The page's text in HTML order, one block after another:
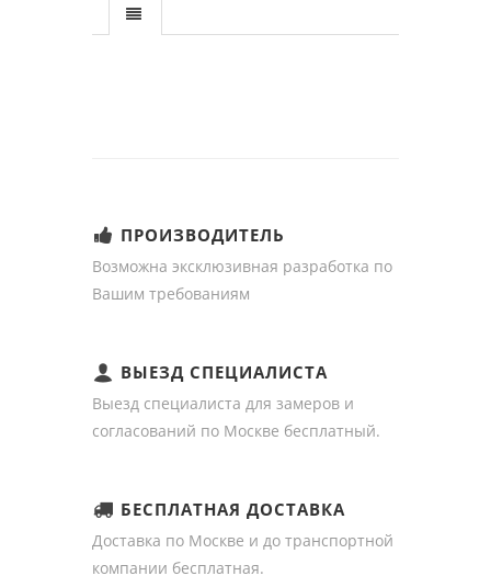
ПРОИЗВОДИТЕЛЬ
Возможна эксклюзивная разработка по
Вашим требованиям
ВЫЕЗД СПЕЦИАЛИСТА
Выезд специалиста для замеров и
согласований по Москве бесплатный.
БЕСПЛАТНАЯ ДОСТАВКА
Доставка по Москве и до транспортной
компании бесплатная.